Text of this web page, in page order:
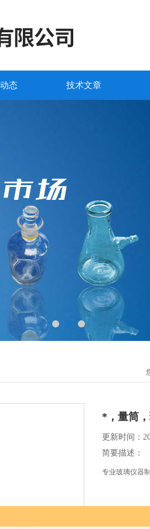
态 技术文章
*，量筒
更新时间：
简要描述：
专业玻璃仪器